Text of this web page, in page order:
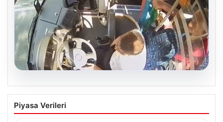
Otobüste Rahatsızlanan Yolcu Şoförün
Hızlı Müdahalesi ile Hastaneye
Piyasa Verileri